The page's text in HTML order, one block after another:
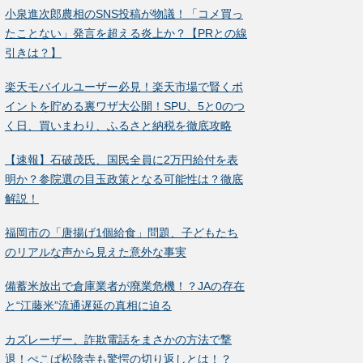
小泉進次郎農相のSNS投稿が物議！「コメ買っ
たことない」発言を超える炎上か？【PRとの線
引きは？】
楽天モバイルユーザー必見！楽天市場で賢くポ
イントを貯める裏ワザ大公開！SPU、5と0のつ
く日、買いまわり、ふるさと納税を徹底攻略
【速報】石破茂氏、国民全員に2万円給付を表
明か？参院選の目玉政策となる可能性は？徹底
解説！
福岡市の「唐揚げ1個給食」問題、子どもたち
のリアルな声から見えた意外な事実
備蓄米放出で倉庫業者が廃業危機！？JAの存在
と“江藤米”流通遅延の真相に迫る
カズレーザー、詐欺電話をまさかの方法で撃
退！ぺこぱ松陰寺も驚愕の切り返しとは！？